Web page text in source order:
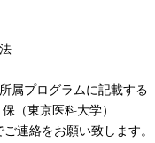
属プログラムに記載する
東京医科大学）
をお願い致します。